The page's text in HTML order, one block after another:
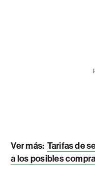
Ver más: Tarifas de
a los posibles